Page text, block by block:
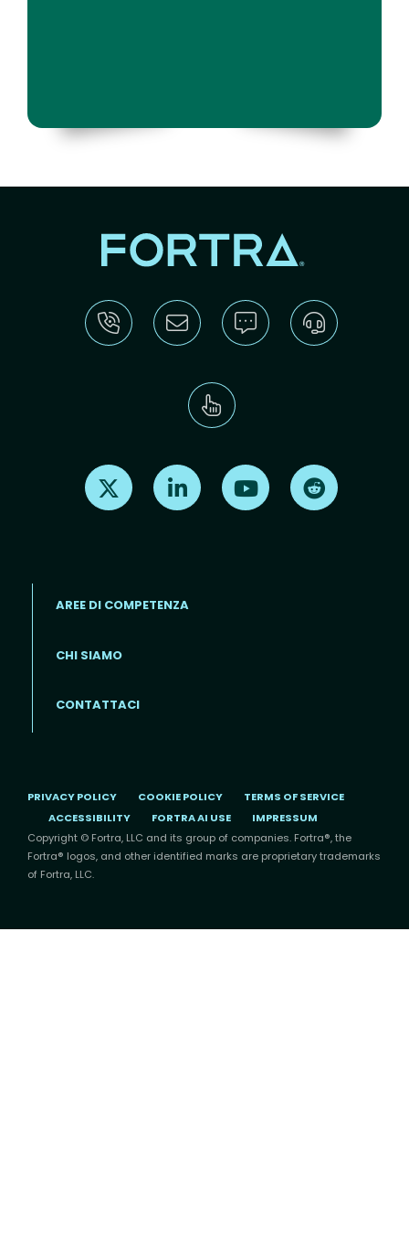
Find us on X Find us on LinkedInFind us on Youtube
Footer menu (IT)
AREE DI COMPETENZA
CHI SIAMO
CONTATTACI
PRIVACY POLICY COOKIE POLICY
TERMS OF SERVICE
ACCESSIBILITY
FORTRA AI USE
IMPRESSUM
Copyright © Fortra, LLC and its group of companies. Fortra®, the
Fortra® logos, and other identified marks are proprietary trademarks
of Fortra, LLC.